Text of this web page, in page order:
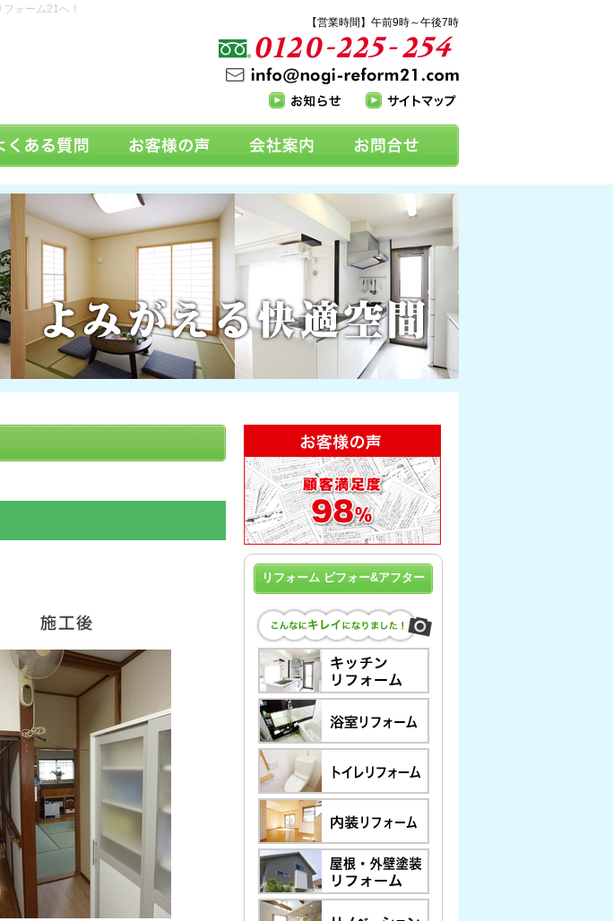
ォーム21へ！
【営業時間】午前9時～午後7時
リフォーム ビフォー&アフター